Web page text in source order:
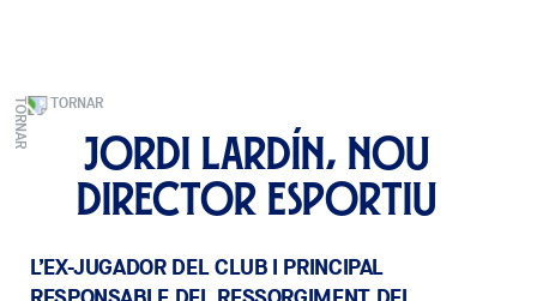
TORNAR
Jordi Lardín, nou
director esportiu
L’EX-JUGADOR DEL CLUB I PRINCIPAL